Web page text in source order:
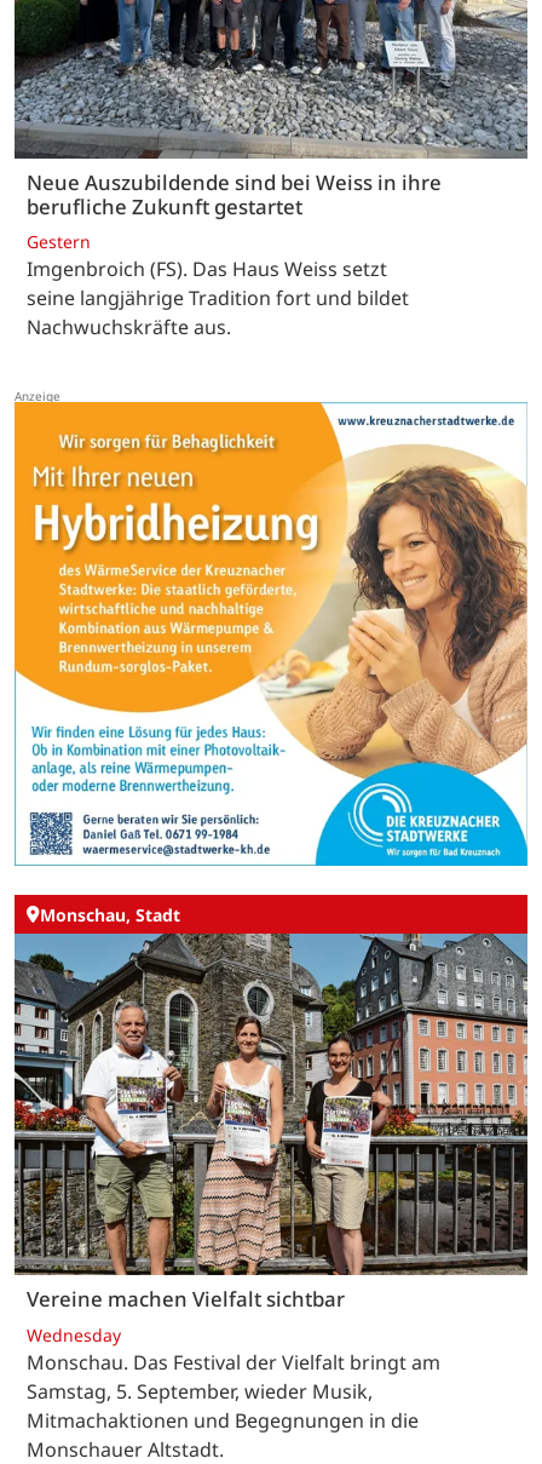
Neue Auszubildende sind bei Weiss in ihre
berufliche Zukunft gestartet
Gestern
Imgenbroich (FS). Das Haus Weiss setzt
seine langjährige Tradition fort und bildet
Nachwuchskräfte aus.
Monschau, Stadt
Vereine machen Vielfalt sichtbar
Wednesday
Monschau. Das Festival der Vielfalt bringt am
Samstag, 5. September, wieder Musik,
Mitmachaktionen und Begegnungen in die
Monschauer Altstadt.